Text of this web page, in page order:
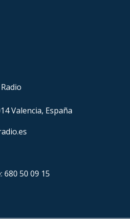
Valencia, España
50 09 15